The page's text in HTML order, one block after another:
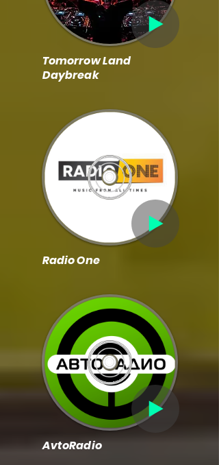
Tomorrow Land
Daybreak
Radio One
AvtoRadio